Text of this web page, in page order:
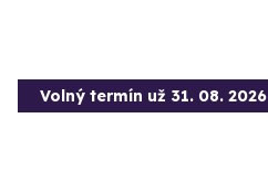
Volný termín už 31. 08. 2026